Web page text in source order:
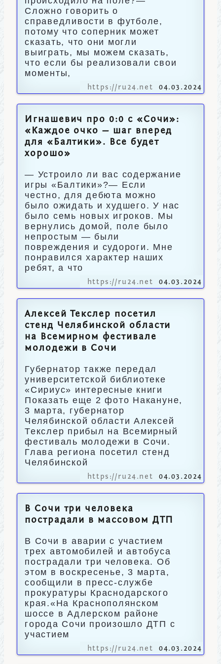
Сложно говорить о
справедливости в футболе,
потому что соперник может
сказать, что они могли
выиграть, мы можем сказать,
что если бы реализовали свои
моменты,
https://ru24.net 04.03.2024
Игнашевич про 0:0 с «Сочи»:
«Каждое очко — шаг вперед
для «Балтики». Все будет
хорошо»
— Устроило ли вас содержание
игры «Балтики»?— Если
честно, для дебюта можно
было ожидать и худшего. У нас
было семь новых игроков. Мы
вернулись домой, поле было
непростым — были
повреждения и судороги. Мне
понравился характер наших
ребят, а что
https://ru24.net 04.03.2024
Алексей Текслер посетил
стенд Челябинской области
на Всемирном фестивале
молодежи в Сочи
Губернатор также передал
университетской библиотеке
«Сириус» интересные книги
Показать еще 2 фото Накануне,
3 марта, губернатор
Челябинской области Алексей
Текслер прибыл на Всемирный
фестиваль молодежи в Сочи.
Глава региона посетил стенд
Челябинской
https://ru24.net 04.03.2024
В Сочи три человека
пострадали в массовом ДТП
В Сочи в аварии с участием
трех автомобилей и автобуса
пострадали три человека. Об
этом в воскресенье, 3 марта,
сообщили в пресс-службе
прокуратуры Краснодарского
края.«На Краснополянском
шоссе в Адлерском районе
города Сочи произошло ДТП с
участием
https://ru24.net 04.03.2024